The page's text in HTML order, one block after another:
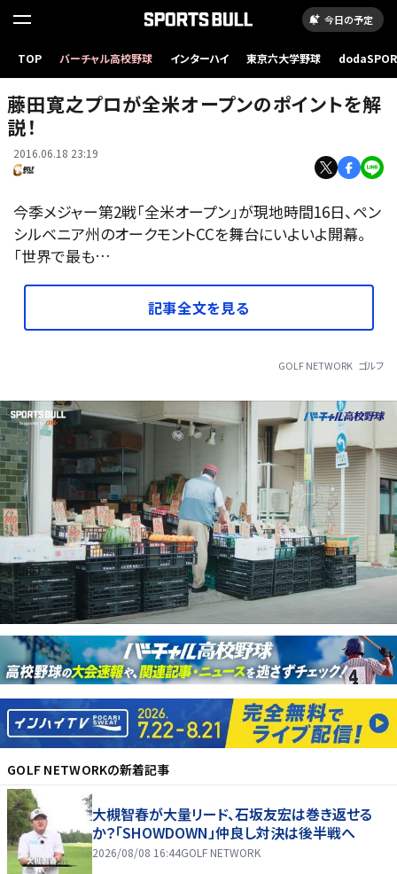
今日の予定
TOP バーチャル高校野球 インターハイ 東京六大学野球
藤田寛之プロが全米オープンのポイントを解
説！
2016.06.18 23:19
今季メジャー第2戦「全米オープン」が現地時間16日、ペン
シルベニア州のオークモントCCを舞台にいよいよ開幕。
「世界で最も…
記事全文を見る
GOLF NETWORK ゴルフ
GOLF NETWORKの新着記事
大槻智春が大量リード、石坂友宏は巻き返せる
か？「SHOWDOWN」仲良し対決は後半戦へ
2026/08/08 16:44GOLF NETWORK